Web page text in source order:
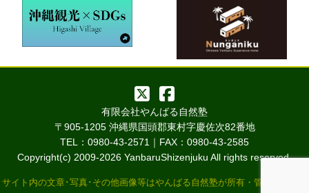
有限会社やんばる自然塾
〒905-1205 沖縄県国頭郡東村字慶佐次82番地
TEL：0980-43-2571｜FAX：0980-43-2585
Copyright(c) 2009-2026 YanbaruShizenjuku All rights reserved.
サイト内の文章･写真･その他画像等はやんばる自然塾が所有・管理していま